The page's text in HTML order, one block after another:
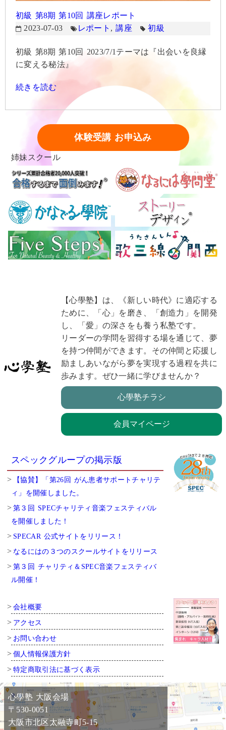
初級 第8期 第10回 講座レポート
2023-07-03
レポート ,講座 初級
初級 第8期 第10回 2023/7/1テーマは『出会いを良縁
に変える秘法』
続きを読む
体験受講 お申込み
姉妹スクール
【心學塾】は、《新しい時代》に適応する
ために、「心」を磨き、「創造力」を開発
し、「愛」の深さをも養う私塾です。
リーダーの学問を習得する場を通じて、夢
を持つ仲間ができます。その仲間と応援し
励ましあいながら夢を実現する過程を共に
歩みます。ぜひ一緒に学びませんか？
心學塾チラシ
会員マイページ
スペックグループの掲示版
【協賛】「第26回 がん患者サポートチャリテ
ィ」を開催しました。
第３回 SPECチャリティ音楽フェスティバル
を開催しました！
SPECAR 公式サイトをリリース！
なるにはの３つのスクールサイトをリリース
第３回 チャリティ＆SPEC音楽フェスティバ
ル開催！
会社概要
アクセス
お問い合わせ
個人情報保護方針
特定商取引法に基づく表示
心學塾 大阪会場
〒530-0051
大阪市北区太融寺町5-15